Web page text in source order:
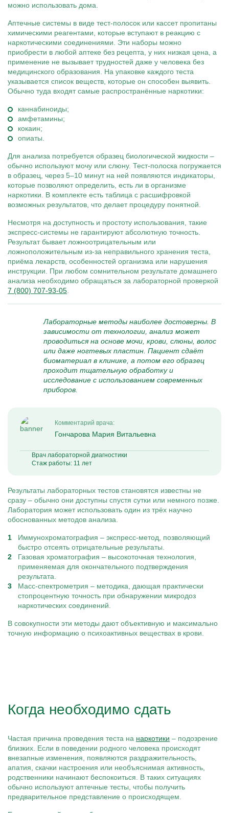
можно использовать дома.
Аптечные системы в виде тест-полосок или кассет пропитаны
химическими реагентами, которые вступают в реакцию с
наркотическими соединениями. Эти наборы можно
приобрести в любой аптеке без рецепта, у них низкая цена, а
применение не вызывает трудностей даже у человека без
медицинского образования. На упаковке каждого теста
указывается список веществ, которые он способен выявить.
Обычно туда входят самые распространённые наркотики:
каннабиноиды;
амфетамины;
кокаин;
опиаты.
Для анализа потребуется образец биологической жидкости –
обычно используют мочу или слюну. Тест-полоска погружается
в образец, через 5–10 минут на ней появляются индикаторы,
которые позволяют определить, есть ли в организме
наркотики. В комплекте есть таблица с расшифровкой
возможных результатов, что делает процедуру понятной.
Несмотря на доступность и простоту использования, такие
экспресс-системы не гарантируют абсолютную точность.
Результат бывает ложноотрицательным или
ложноположительным из-за неправильного хранения теста,
приёма лекарств, особенностей организма или нарушения
инструкции. При любом сомнительном результате домашнего
анализа необходимо обращаться за лабораторной проверкой
7 (800) 707-93-05
Лабораторные методы наиболее достоверны. В
зависимости от технологии, анализ может
проводиться на основе мочи, крови, слюны, волос
или даже ногтевых пластин. Пациент сдаёт
биоматериал в клинике, а потом его образец
проходит тщательную обработку и
исследование с использованием современных
приборов.
Комментарий врача:
Гончарова Мария Витальевна
Врач лабораторной диагностики
Стаж работы: 11 лет
Результаты лабораторных тестов становятся известны не
сразу – обычно они доступны спустя сутки или немного позже.
Лаборатория может использовать один из трёх научно
обоснованных методов анализа.
Иммунохроматография – экспресс-метод, позволяющий
быстро отсеять отрицательные результаты.
Газовая хроматография – высокоточная технология,
применяемая для окончательного подтверждения
результата.
Масс-спектрометрия – методика, дающая практически
стопроцентную точность при обнаружении микродоз
наркотических соединений.
В совокупности эти методы дают объективную и максимально
точную информацию о психоактивных веществах в крови.
Когда необходимо сдать
Частая причина проведения теста на наркотики – подозрение
близких. Если в поведении родного человека происходят
внезапные изменения, появляются раздражительность,
апатия, скачки настроения или необъяснимая активность,
родственники начинают беспокоиться. В таких ситуациях
обычно используют аптечные тесты, чтобы получить
предварительное представление о происходящем.